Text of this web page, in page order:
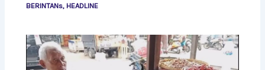
BERINTANs, HEADLINE